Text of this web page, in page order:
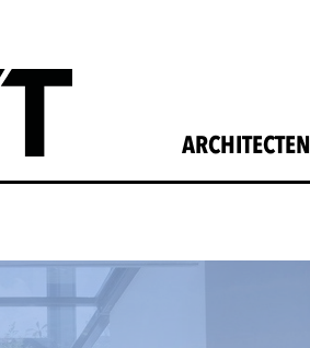
ARCHITECTEN